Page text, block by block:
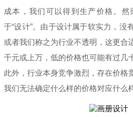
成本，我们可以得到生产价格。
于“设计”。由于设计属于软实力，没
或者我们称之为行业不透明，这更合
千元或上万，低的价格也可能有过几
此外，行业本身竞争激烈，存在价格
我们无法确定什么样的价格对应什么